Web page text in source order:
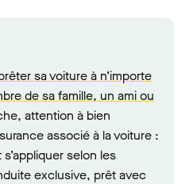
sa voiture à n’importe
de sa famille, un ami ou
attention à bien
associé à la voiture :
selon les
exclusive, prêt avec